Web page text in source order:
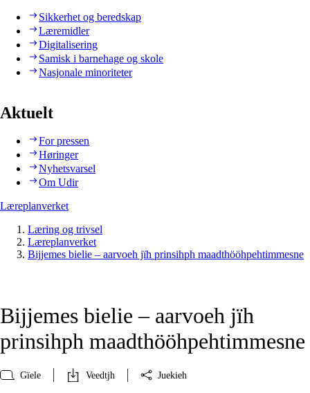
Sikkerhet og beredskap
Læremidler
Digitalisering
Samisk i barnehage og skole
Nasjonale minoriteter
Aktuelt
For pressen
Høringer
Nyhetsvarsel
Om Udir
Læreplanverket
Læring og trivsel
Læreplanverket
Bijjemes bielie – aarvoeh jïh prinsihph maadthööhpehtimmesne
Bijjemes bielie – aarvoeh jïh
prinsihph maadthööhpehtimmesne
Gïele Veedtjh Juekieh